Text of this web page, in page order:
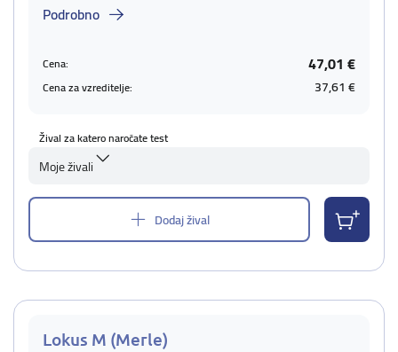
Podrobno
Cena: 47,01 €
Cena za vzreditelje: 37,61 €
Žival za katero naročate test
Moje živali
Dodaj žival
Lokus M (Merle)